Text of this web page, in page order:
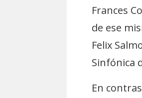
Frances
de ese
Felix
Sinfónica
En